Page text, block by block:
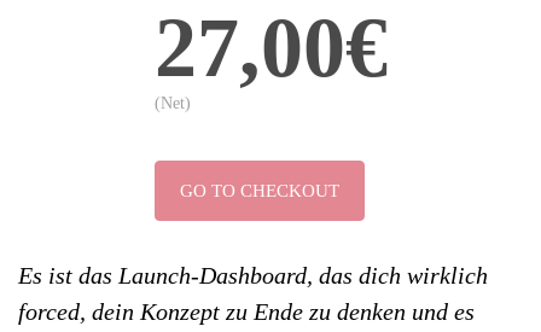
27,00€
(Net)
GO TO CHECKOUT
Es ist das Launch-Dashboard, das dich wirklich
forced, dein Konzept zu Ende zu denken und es